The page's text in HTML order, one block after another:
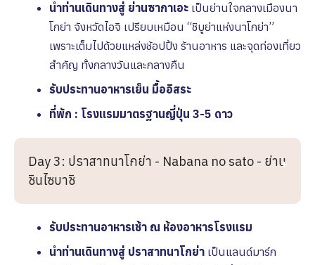
นำท่านเดินทางสู่ ย่านซากาเอะ เป็นย่านใจกลางเมืองนา
โกย่า จังหวัดไอจิ เปรียบเหมือน “ชิบูย่าแห่งนาโกย่า”
เพราะเต็มไปด้วยแหล่งช้อปปิ้ง ร้านอาหาร และจุดท่องเที่ยว
สําคัญ ทั้งกลางวันและกลางคืน
รับประทานอาหารเย็น มื้ออิสระ
ที่พัก : โรงเเรมมาตรฐานญี่ปุ่น 3-5 ดาว
Day 3: ปราสาทนาโกย่า - Nabana no sato - ย่าน
ชินไซบาชิ
รับประทานอาหารเช้า ณ ห้องอาหารโรงเเรม
นำท่านเดินทางสู่ ปราสาทนาโกย่า เป็นแลนด์มาร์ก